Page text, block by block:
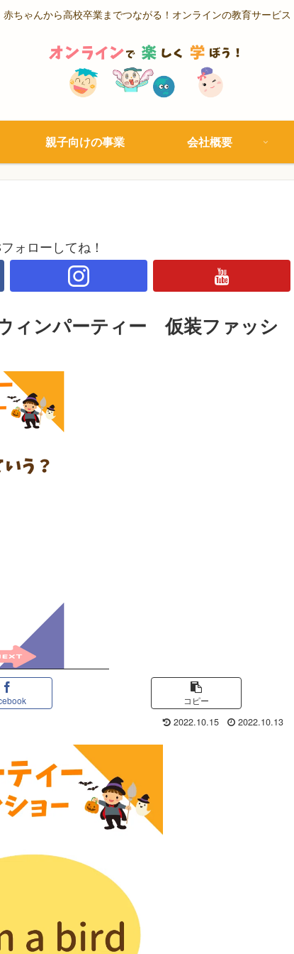
赤ちゃんから高校卒業までつながる！オンラインの教育サービス
親子向けの事業 会社概要
ォローしてね！
ィンパーティー 仮装ファッシ
コピー
2022.10.15 2022.10.13